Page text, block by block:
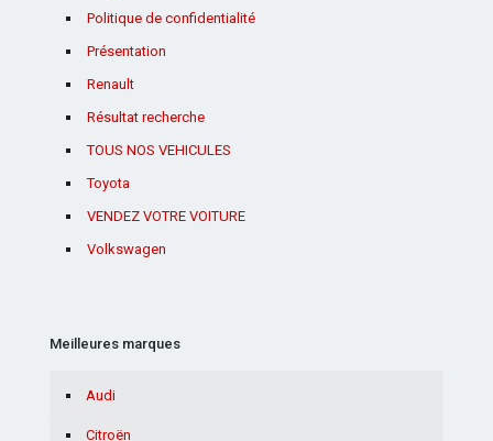
Politique de confidentialité
Présentation
Renault
Résultat recherche
TOUS NOS VEHICULES
Toyota
VENDEZ VOTRE VOITURE
Volkswagen
Meilleures marques
Audi
Citroën